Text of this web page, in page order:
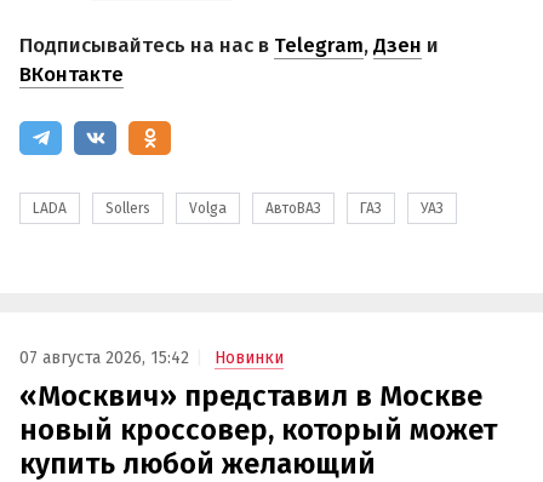
Подписывайтесь на нас в Telegram,Дзен и
ВКонтакте
LADA Sollers Volga АвтоВАЗ ГАЗ УАЗ
07 августа 2026, 15:42 Новинки
«Москвич» представил в Москве
новый кроссовер, который может
купить любой желающий